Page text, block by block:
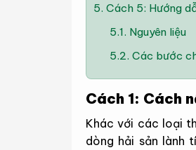
5. Cách 5: Hướng
5.1. Nguyên liệu
5.2. Các bước
Cách 1: Cách
Khác với các loại
dòng hải sản lành